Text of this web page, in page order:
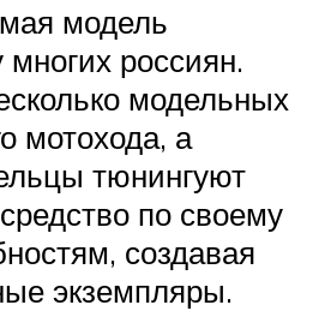
модель
многих россиян.
модельных
мотохода, а
тюнингуют
по своему
создавая
экземпляры.